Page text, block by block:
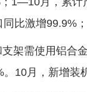
比激增99.9%
架需使用铝合
10月，新增装